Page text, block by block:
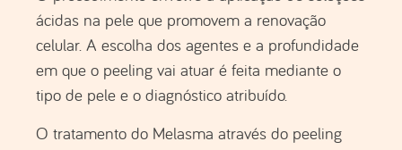
O peeling químico é realizado por um médico
(dermatologista ou médico especializado em
Medicina Estética).
PEELING QUÍMICO